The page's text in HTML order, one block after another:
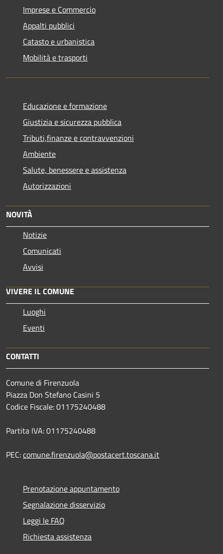
Imprese e Commercio
Appalti pubblici
Catasto e urbanistica
Mobilità e trasporti
Educazione e formazione
Giustizia e sicurezza pubblica
Tributi,finanze e contravvenzioni
Ambiente
Salute, benessere e assistenza
Autorizzazioni
NOVITÀ
Notizie
Comunicati
Avvisi
VIVERE IL COMUNE
Luoghi
Eventi
CONTATTI
Comune di Firenzuola
Piazza Don Stefano Casini 5
Codice Fiscale: 01175240488
Partita IVA: 01175240488
PEC:comune.firenzuola@postacert.toscana.it
Prenotazione appuntamento
Segnalazione disservizio
Leggi le FAQ
Richiesta assistenza